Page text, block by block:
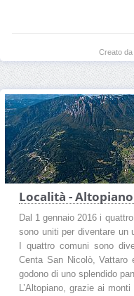
Creato da
Località -
Dal 1 gennaio 2016 i
sono uniti per diventare un
I quattro comuni sono
Centa San Nicolò, Vattaro
godono di uno splendido
L’Altopiano, grazie ai